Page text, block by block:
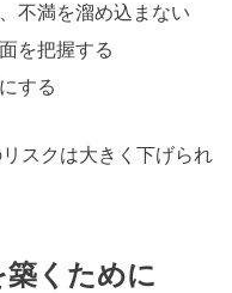
不満を溜め込まない
を把握する
する
スクは大きく下げられ
くために